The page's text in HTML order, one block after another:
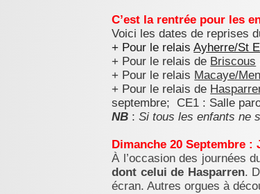
C’est la rentrée pour les
Voici les dates de reprises
+ Pour le relaisAyherre/St
+ Pour le relais de Briscous
+ Pour le relais Macaye/
+ Pour le relais de
septembre; CE1 : Salle
NB :Si tous les enfants ne
Dimanche 20 Septembre
À l’occasion des journées
dont celui de Hasparren.
écran. Autres orgues à